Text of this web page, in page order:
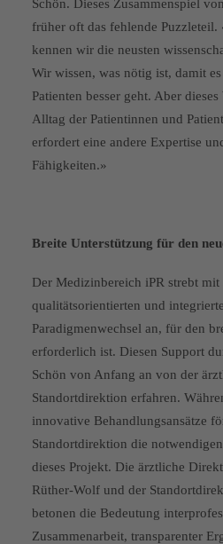
Schön. Dieses Zusammenspiel
früher oft das fehlende
kennen wir die neusten
Wir wissen, was nötig ist, damit
Patienten besser geht. Aber
Alltag der Patientinnen und
erfordert eine andere Expertise
Fähigkeiten.»
Breite Unterstützung für den
Der Medizinbereich iPR strebt mit
qualitätsorientierten und
Paradigmenwechsel an, für den
erforderlich ist. Diesen Support
Schön von Anfang an von der
Standortdirektion erfahren.
innovative Behandlungsansätze
Standortdirektion die
dieses Projekt. Die ärztliche
Rüther-Wolf und der
betonen die Bedeutung
Zusammenarbeit, transparenter